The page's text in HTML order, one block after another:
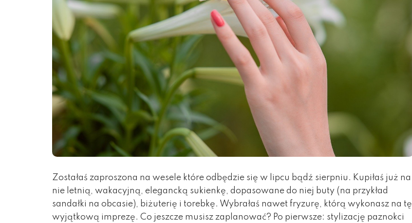
Zostałaś zaproszona na wesele które odbędzie się w lipcu bądź sierpniu. Kupiłaś już na
nie letnią, wakacyjną, elegancką sukienkę, dopasowane do niej buty (na przykład
sandałki na obcasie), biżuterię i torebkę. Wybrałaś nawet fryzurę, którą wykonasz na tę
wyjątkową imprezę. Co jeszcze musisz zaplanować? Po pierwsze: stylizację paznokci